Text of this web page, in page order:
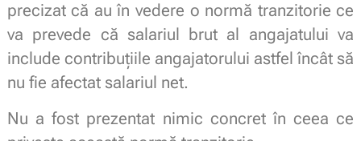
precizat că au în vedere o normă tranzitorie ce
va prevede că salariul brut al angajatului va
include contribuțiile angajatorului astfel încât să
nu fie afectat salariul net.
Nu a fost prezentat nimic concret în ceea ce